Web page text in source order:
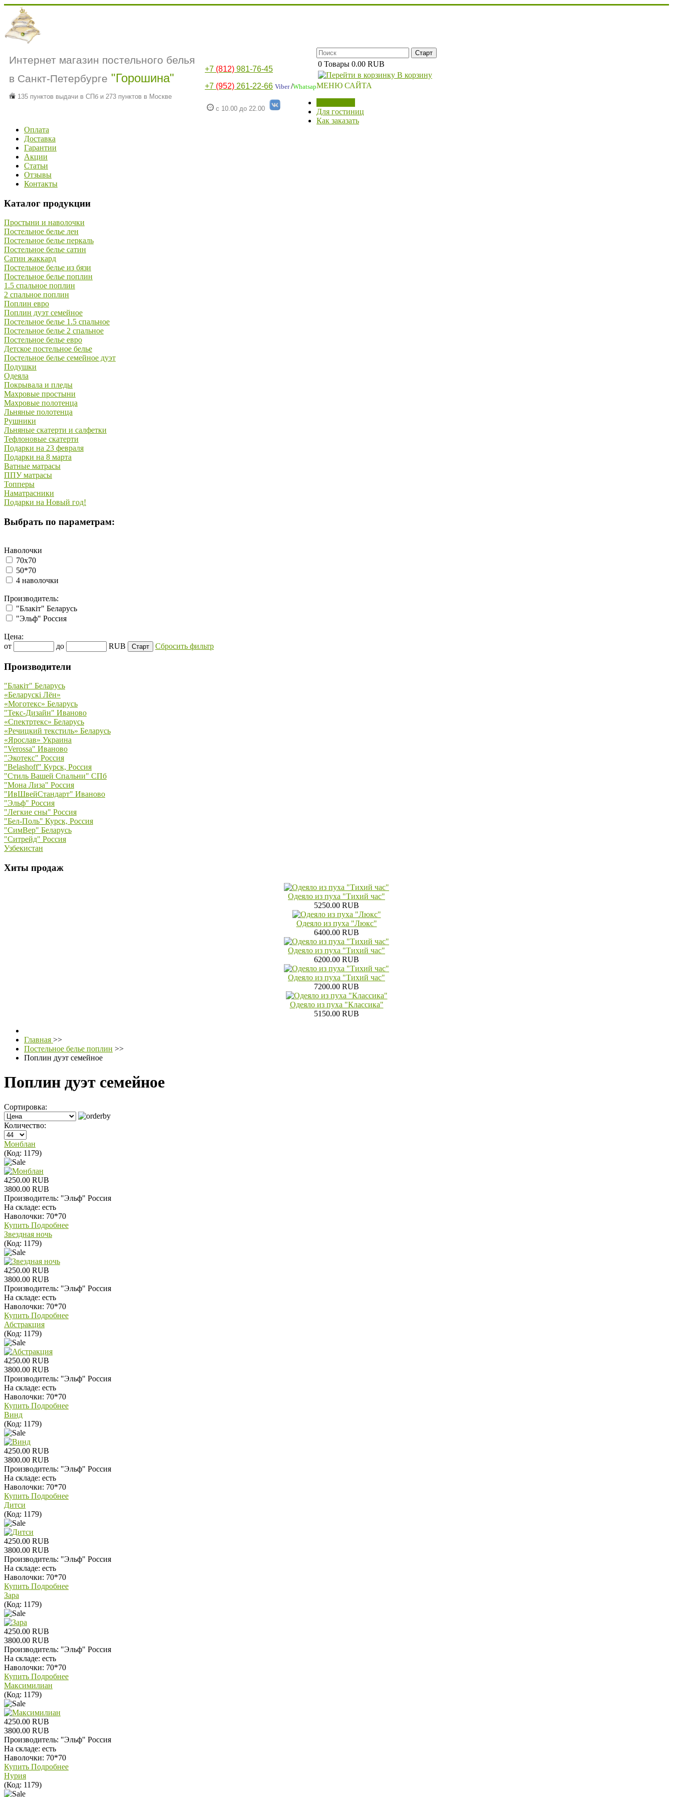
Интернет магазин постельного белья
в Санкт-Петербурге "Горошина"
135 пунктов выдачи в СПб и 273 пунктов в Москве
+7 (812) 981-76-45
+7 (952) 261-22-66 Viber/Whatsap
с 10.00 до 22.00
0 Товары 0.00 RUB
В корзину
МЕНЮ САЙТА
Для гостиниц
Как заказать
Оплата
Доставка
Гарантии
Акции
Статьи
Отзывы
Контакты
Каталог продукции
Простыни и наволочки
Постельное белье лен
Постельное белье перкаль
Постельное белье сатин
Сатин жаккард
Постельное белье из бязи
Постельное белье поплин
1.5 спальное поплин
2 спальное поплин
Поплин евро
Поплин дуэт семейное
Постельное белье 1.5 спальное
Постельное белье 2 спальное
Постельное белье евро
Детское постельное белье
Постельное белье семейное дуэт
Подушки
Одеяла
Покрывала и пледы
Махровые простыни
Махровые полотенца
Льняные полотенца
Рушники
Льняные скатерти и салфетки
Тефлоновые скатерти
Подарки на 23 февраля
Подарки на 8 марта
Ватные матрасы
ППУ матрасы
Топперы
Наматрасники
Подарки на Новый год!
Выбрать по параметрам:
Наволочки
70х70
50*70
4 наволочки
Производитель:
"Блакiт" Беларусь
"Эльф" Россия
Цена:
от
до RUB Сбросить фильтр
Производители
"Блакiт" Беларусь
«Беларускi Лён»
«Моготекс» Беларусь
"Текс-Дизайн" Иваново
«Спектртекс» Беларусь
«Речицкий текстиль» Беларусь
«Ярослав» Украина
"Verossa" Иваново
"Экотекс" Россия
"Belashoff" Курск, Россия
"Стиль Вашей Спальни" СПб
"Мона Лиза" Россия
"ИвШвейСтандарт" Иваново
"Эльф" Россия
"Легкие сны" Россия
"Бел-Поль" Курск, Россия
"СимВер" Беларусь
"Ситрейд" Россия
Узбекистан
Хиты продаж
Одеяло из пуха "Тихий час"
5250.00 RUB
Одеяло из пуха "Люкс"
6400.00 RUB
Одеяло из пуха "Тихий час"
6200.00 RUB
Одеяло из пуха "Тихий час"
7200.00 RUB
Одеяло из пуха "Классика"
5150.00 RUB
Главная >>
Постельное белье поплин >>
Поплин дуэт семейное
Поплин дуэт семейное
Сортировка:
Количество:
Монблан
(Код: 1179)
4250.00 RUB
3800.00 RUB
Производитель: "Эльф" Россия
На складе: есть
Наволочки: 70*70
Купить Подробнее
Звездная ночь
(Код: 1179)
4250.00 RUB
3800.00 RUB
Производитель: "Эльф" Россия
На складе: есть
Наволочки: 70*70
Купить Подробнее
Абстракция
(Код: 1179)
4250.00 RUB
3800.00 RUB
Производитель: "Эльф" Россия
На складе: есть
Наволочки: 70*70
Купить Подробнее
Винд
(Код: 1179)
4250.00 RUB
3800.00 RUB
Производитель: "Эльф" Россия
На складе: есть
Наволочки: 70*70
Купить Подробнее
Дитси
(Код: 1179)
4250.00 RUB
3800.00 RUB
Производитель: "Эльф" Россия
На складе: есть
Наволочки: 70*70
Купить Подробнее
Зара
(Код: 1179)
4250.00 RUB
3800.00 RUB
Производитель: "Эльф" Россия
На складе: есть
Наволочки: 70*70
Купить Подробнее
Максимилиан
(Код: 1179)
4250.00 RUB
3800.00 RUB
Производитель: "Эльф" Россия
На складе: есть
Наволочки: 70*70
Купить Подробнее
Нурия
(Код: 1179)